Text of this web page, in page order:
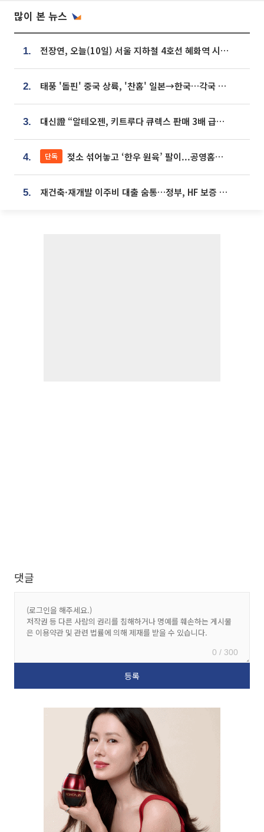
많이 본 뉴스
1. 전장연, 오늘(10일) 서울 지하철 4호선 혜화역 시위…1호선 용산역 무정차
2. 태풍 '돌핀' 중국 상륙, '찬홈' 일본→한국…각국 기상청 예상 경로는?
3. 대신證 “알테오젠, 키트루다 큐렉스 판매 3배 급증…목표가 41만원 상향”
4. 단독 젖소 섞어놓고 ‘한우 원육’ 팔이...공영홈쇼핑 표기·검증 구멍
5. 재건축·재개발 이주비 대출 숨통…정부, HF 보증 신설 추진
댓글
0 / 300